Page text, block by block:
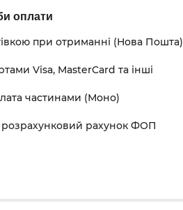
оплати
при отриманні (Нова Пошта)
Visa, MasterCard та інші
частинами (Моно)
рахунок ФОП